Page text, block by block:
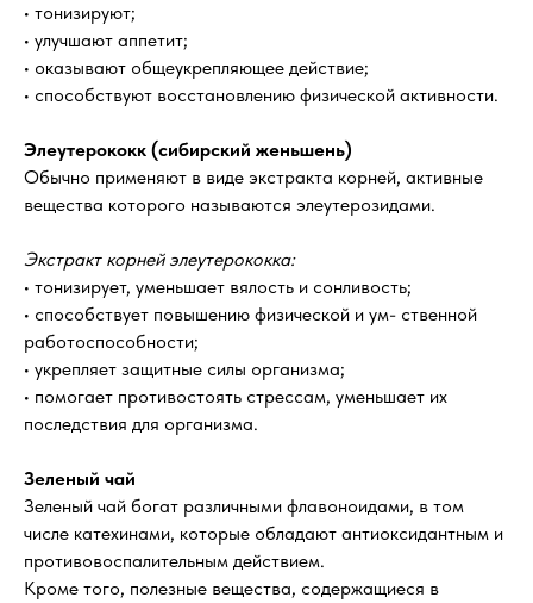
• тонизируют;
• улучшают аппетит;
• оказывают общеукрепляющее действие;
• способствуют восстановлению физической активности.
Элеутерококк (сибирский женьшень)
Обычно применяют в виде экстракта корней, активные
вещества которого называются элеутерозидами.
Экстракт корней элеутерококка:
• тонизирует, уменьшает вялость и сонливость;
• способствует повышению физической и ум- ственной
работоспособности;
• укрепляет защитные силы организма;
• помогает противостоять стрессам, уменьшает их
последствия для организма.
Зеленый чай
Зеленый чай богат различными флавоноидами, в том
числе катехинами, которые обладают антиоксидантным и
противовоспалительным действием.
Кроме того, полезные вещества, содержащиеся в